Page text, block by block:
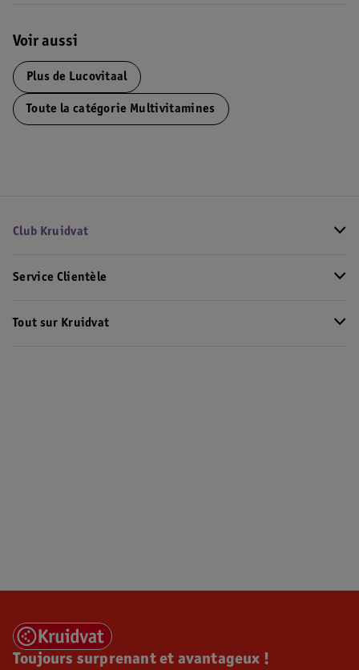
Voir aussi
Plus de Lucovitaal
Toute la catégorie Multivitamines
Club Kruidvat
Service Clientèle
Tout sur Kruidvat
Toujours surprenant et avantageux !